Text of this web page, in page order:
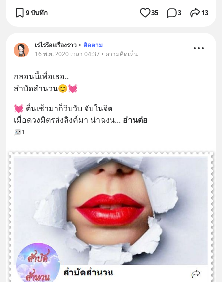
9 บันทึก 35 3 13
เรไรร้อยเรื่องราว • ติดตาม
16 พ.ย. 2020 เวลา 04:37 • ความคิดเห็น
กลอนนี้เพื่อเธอ..
สำบัดสำนวน😊💓
💓 ตื่นเช้ามาก็วิบวับ จับในจิต
เมื่อดวงมิตรส่งลิงค์มา น่าฉงน... อ่านต่อ
1